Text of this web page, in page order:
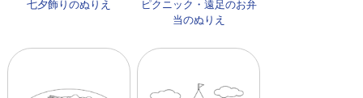
七夕飾りのぬりえ
ピクニック・遠足のお弁
当のぬりえ